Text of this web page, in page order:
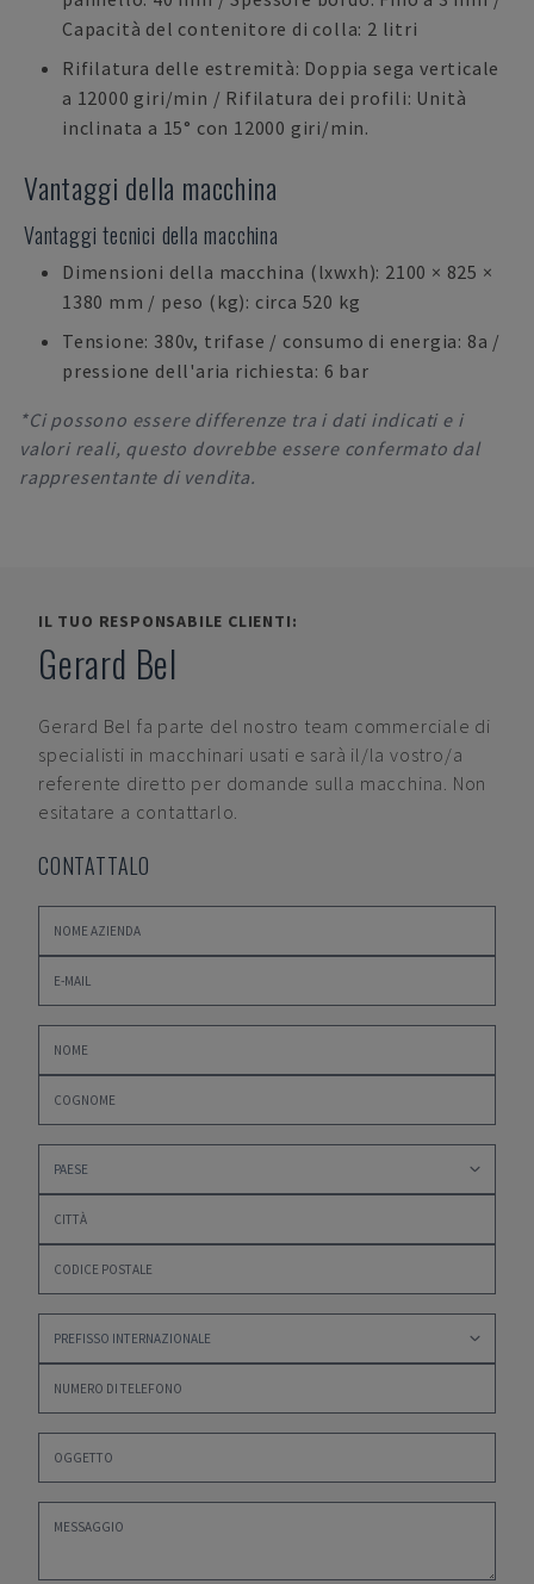
Capacità del contenitore di colla: 2 litri
Rifilatura delle estremità: Doppia sega verticale
a 12000 giri/min / Rifilatura dei profili: Unità
inclinata a 15° con 12000 giri/min.
Vantaggi della macchina
Vantaggi tecnici della macchina
Dimensioni della macchina (lxwxh): 2100 × 825 ×
1380 mm / peso (kg): circa 520 kg
Tensione: 380v, trifase / consumo di energia: 8a /
pressione dell'aria richiesta: 6 bar
*Ci possono essere differenze tra i dati indicati e i
valori reali, questo dovrebbe essere confermato dal
rappresentante di vendita.
IL TUO RESPONSABILE CLIENTI:
Gerard Bel
Gerard Bel fa parte del nostro team commerciale di
specialisti in macchinari usati e sarà il/la vostro/a
referente diretto per domande sulla macchina. Non
esitatare a contattarlo.
CONTATTALO